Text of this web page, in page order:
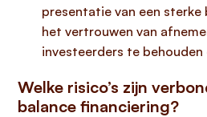
presentatie van een sterke
het vertrouwen van
investeerders te
Welke risico’s zijn
balance financiering?